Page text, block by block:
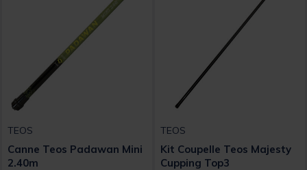
TEOS
Canne Teos Padawan Mini
2.40m
TEOS
Kit Coupelle Teos Majesty
Cupping Top3